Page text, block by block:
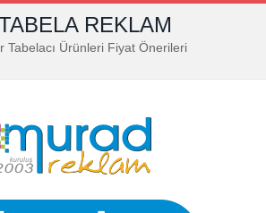
REKLAM
Tabelacı Ürünleri Fiyat Önerileri